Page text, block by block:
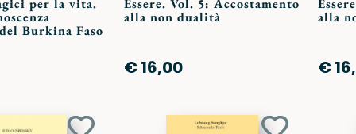
per la vita.
Burkina Faso
Essere. Vol. 5: Accostamento
alla non dualità
€ 16,00
alla
€